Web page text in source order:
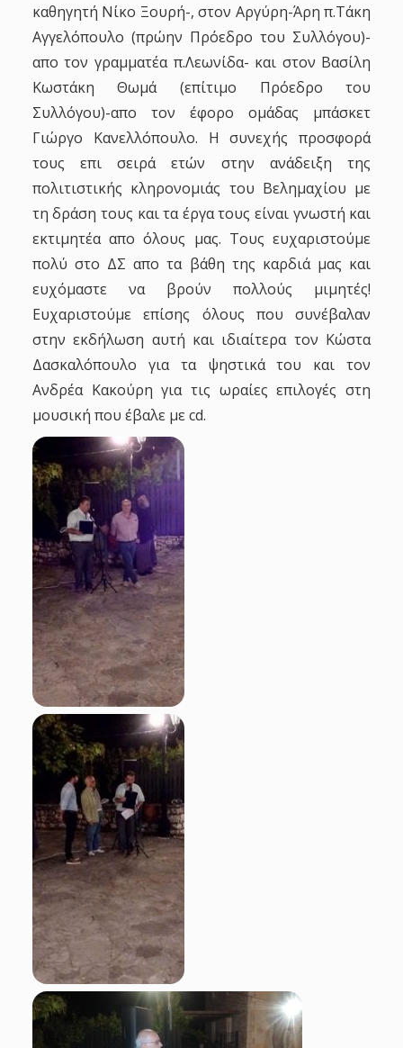
καθηγητή Νίκο Ξουρή-, στον Αργύρη-Άρη π.Τάκη
Αγγελόπουλο (πρώην Πρόεδρο του Συλλόγου)-
απο τον γραμματέα π.Λεωνίδα- και στον Βασίλη
Κωστάκη Θωμά (επίτιμο Πρόεδρο του
Συλλόγου)-απο τον έφορο ομάδας μπάσκετ
Γιώργο Κανελλόπουλο. Η συνεχής προσφορά
τους επι σειρά ετών στην ανάδειξη της
πολιτιστικής κληρονομιάς του Βελημαχίου με
τη δράση τους και τα έργα τους είναι γνωστή και
εκτιμητέα απο όλους μας. Τους ευχαριστούμε
πολύ στο ΔΣ απο τα βάθη της καρδιά μας και
ευχόμαστε να βρούν πολλούς μιμητές!
Ευχαριστούμε επίσης όλους που συνέβαλαν
στην εκδήλωση αυτή και ιδιαίτερα τον Κώστα
Δασκαλόπουλο για τα ψηστικά του και τον
Ανδρέα Κακούρη για τις ωραίες επιλογές στη
μουσική που έβαλε με cd.